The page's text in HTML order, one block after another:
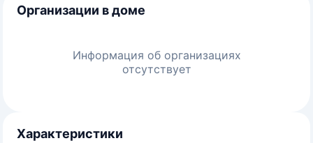
Организации в доме
Информация об организациях
отсутствует
Характеристики